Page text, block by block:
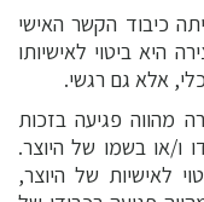
כיבוד הקשר האישי
היא ביטוי לאישיותו
אלא גם רגשי.
מהווה פגיעה בזכות
ו/או בשמו של היוצר.
לאישיות של היוצר,